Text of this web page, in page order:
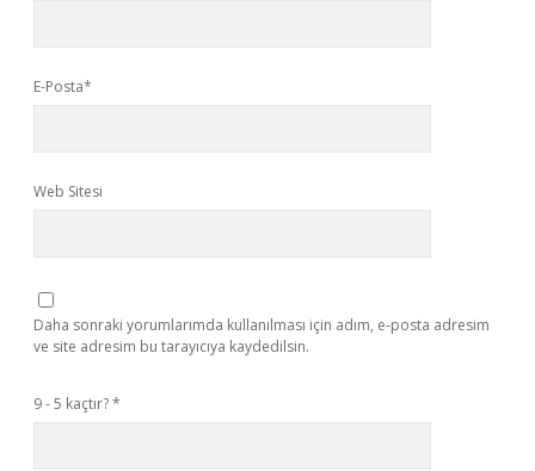
E-Posta*
Web Sitesi
Daha sonraki yorumlarımda kullanılması için adım, e-posta adresim
ve site adresim bu tarayıcıya kaydedilsin.
9 - 5 kaçtır?*